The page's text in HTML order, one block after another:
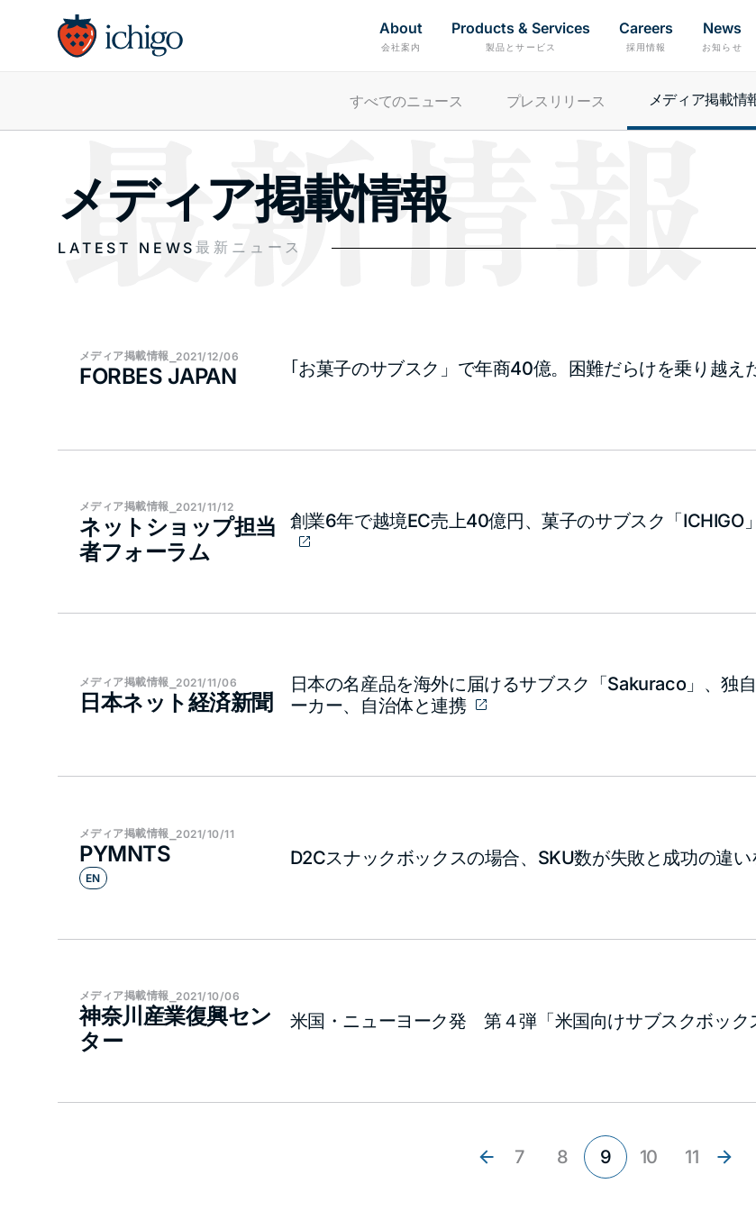
About
会社案内
Products & Services
製品とサービス
Careers
採用情報
News
お知らせ
すべてのニュース プレス​リリース メディア​掲載情
メディア​掲載情報
LATEST NEWS最新ニュース
メディア​掲載情報 2021/12/06
FORBES JAPAN ｢お菓子のサブスク」で年商40億。困難だらけを乗り越え
メディア​掲載情報 2021/11/12
ネットショップ担当
者フォーラム
創業6年で越境EC売上40億円、菓子のサブスク「ICHIGO
メディア​掲載情報 2021/11/06
日本ネット経済新聞
日本の名産品を海外に届けるサブスク「Sakuraco」、独
ーカー、自治体と連携
メディア​掲載情報 2021/10/11
PYMNTS
EN
D2Cスナックボックスの場合、SKU数が失敗と成功の違い
メディア​掲載情報 2021/10/06
神奈川産業復興セン
ター
米国・ニューヨーク発 第４弾「米国向けサブスクボック
7 8 9 10 11